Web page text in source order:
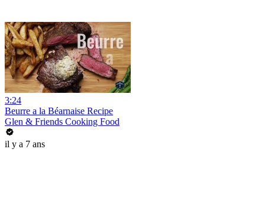
3:24
Beurre a la Béarnaise Recipe
Glen & Friends Cooking Food
il y a 7 ans